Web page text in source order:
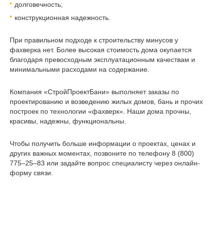
долговечность;
конструкционная надежность.
При правильном подходе к строительству минусов у
фахверка нет. Более высокая стоимость дома окупается
благодаря превосходным эксплуатационным качествам и
минимальными расходами на содержание.
Компания «CтройПроектБани» выполняет заказы по
проектированию и возведению жилых домов, бань и прочих
построек по технологии «фахверк». Наши дома прочны,
красивы, надежны, функциональны.
Чтобы получить больше информации о проектах, ценах и
других важных моментах, позвоните по телефону 8 (800)
775–25–83 или задайте вопрос специалисту через онлайн-
форму связи.